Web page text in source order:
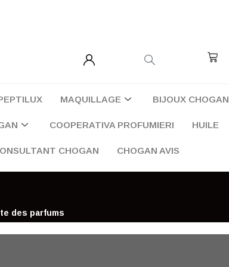
Cart
MAQUILLAGE BIJOUX CHOGAN
COOPERATIVA PROFUMIERI HUILE
CHOGAN CHOGAN AVIS
des parfums